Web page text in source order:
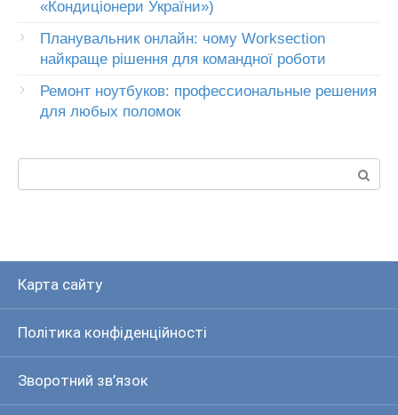
«Кондиціонери України»)
Планувальник онлайн: чому Worksection
найкраще рішення для командної роботи
Ремонт ноутбуков: профессиональные решения
для любых поломок
Карта сайту
Політика конфіденційності
Зворотний зв’язок